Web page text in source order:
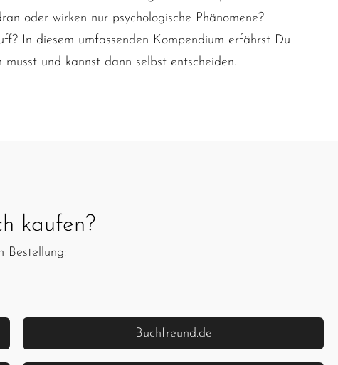
oder wirken nur psychologische Phänomene?
In diesem umfassenden Kompendium erfährst Du
und kannst dann selbst entscheiden.
kaufen?
Bestellung:
Buchfreund.de